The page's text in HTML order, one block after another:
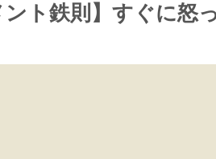
ント鉄則】すぐに怒